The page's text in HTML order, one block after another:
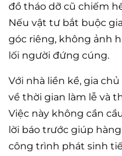
đồ tháo dỡ cũ chiếm
Nếu vật tư bắt buộc
góc riêng, không ảnh
lối người đứng cúng.
Với nhà liền kề, gia
về thời gian làm lễ và
Việc này không cần
lời báo trước giúp
công trình phát sinh